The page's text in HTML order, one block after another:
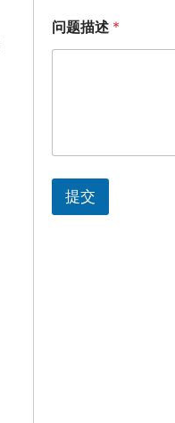
问
题
描
问题描述 *
提交